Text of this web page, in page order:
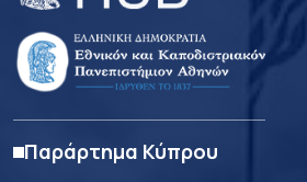
Παράρτημα Κύπρου